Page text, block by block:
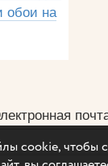
обои на
cookie, чтобы